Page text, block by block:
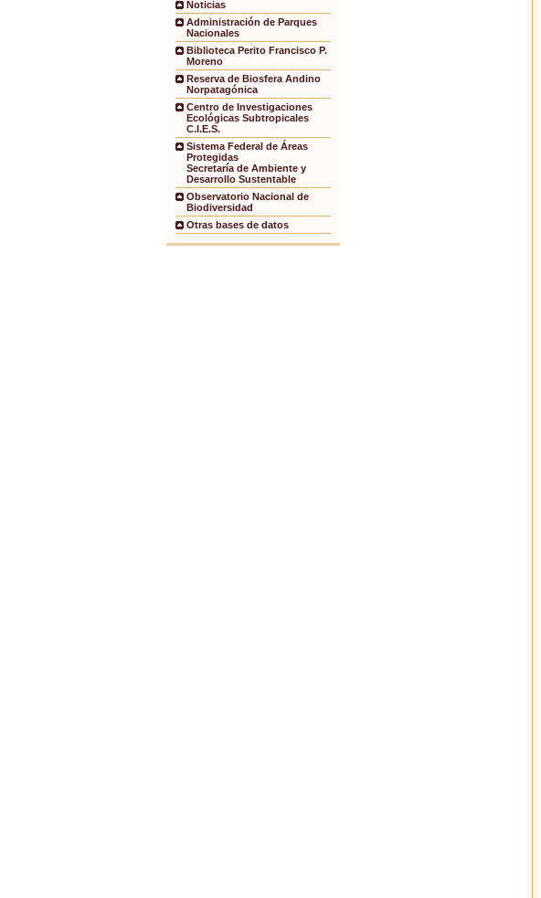
Noticias
Administración de Parques
Nacionales
Biblioteca Perito Francisco P.
Moreno
Reserva de Biosfera Andino
Norpatagónica
Centro de Investigaciones
Ecológicas Subtropicales
C.I.E.S.
Sistema Federal de Áreas
Protegidas
Secretaría de Ambiente y
Desarrollo Sustentable
Observatorio Nacional de
Biodiversidad
Otras bases de datos